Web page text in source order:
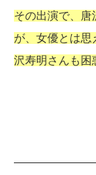
その出演で、唐
が、女優とは思
沢寿明さんも困